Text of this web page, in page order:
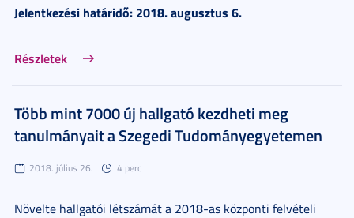
Jelentkezési határidő: 2018. augusztus 6.
Részletek
Több mint 7000 új hallgató kezdheti meg
tanulmányait a Szegedi Tudományegyetemen
2018. július 26. 4 perc
Növelte hallgatói létszámát a 2018-as központi felvételi